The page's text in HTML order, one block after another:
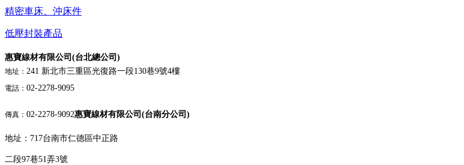
精密車床、沖床件
低壓封裝產品
惠寶線材有限公司(台北總公司)
地址： 241 新北市三重區光復路一段130巷9號4樓
電話： 02-2278-9095
傳真： 02-2278-9092惠寶線材有限公司(台南分公司)
地址：717台南市仁德區中正路
二段97巷51弄3號